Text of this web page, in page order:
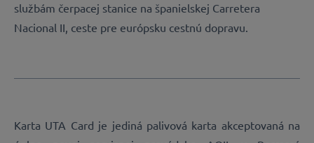
službám čerpacej stanice na španielskej Carretera
Nacional II, ceste pre európsku cestnú dopravu.
Karta UTA Card je jediná palivová karta akceptovaná na